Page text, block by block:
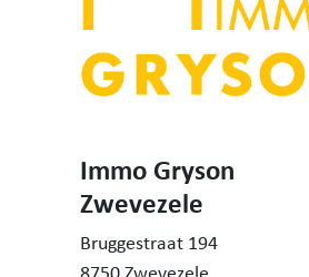
Immo Gryson
Zwevezele
Bruggestraat 194